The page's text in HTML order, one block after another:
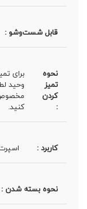
قابل شست‌وشو :
نحوه
تمیز
کردن
:
برای
وحید
مخصوص
کنید.
کاربرد :
نحوه بسته شدن :